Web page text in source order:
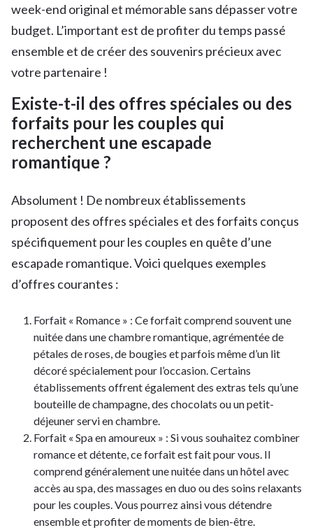
week-end original et mémorable sans dépasser votre
budget. L’important est de profiter du temps passé
ensemble et de créer des souvenirs précieux avec
votre partenaire !
Existe-t-il des offres spéciales ou des
forfaits pour les couples qui
recherchent une escapade
romantique ?
Absolument ! De nombreux établissements
proposent des offres spéciales et des forfaits conçus
spécifiquement pour les couples en quête d’une
escapade romantique. Voici quelques exemples
d’offres courantes :
Forfait « Romance » : Ce forfait comprend souvent une
nuitée dans une chambre romantique, agrémentée de
pétales de roses, de bougies et parfois même d’un lit
décoré spécialement pour l’occasion. Certains
établissements offrent également des extras tels qu’une
bouteille de champagne, des chocolats ou un petit-
déjeuner servi en chambre.
Forfait « Spa en amoureux » : Si vous souhaitez combiner
romance et détente, ce forfait est fait pour vous. Il
comprend généralement une nuitée dans un hôtel avec
accès au spa, des massages en duo ou des soins relaxants
pour les couples. Vous pourrez ainsi vous détendre
ensemble et profiter de moments de bien-être.